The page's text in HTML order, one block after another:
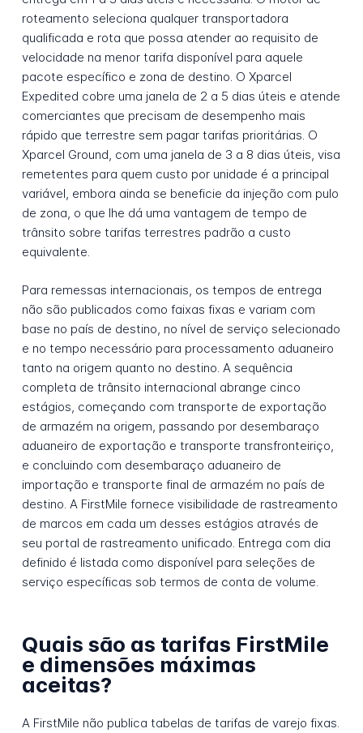
roteamento seleciona qualquer transportadora
qualificada e rota que possa atender ao requisito de
velocidade na menor tarifa disponível para aquele
pacote específico e zona de destino. O Xparcel
Expedited cobre uma janela de 2 a 5 dias úteis e atende
comerciantes que precisam de desempenho mais
rápido que terrestre sem pagar tarifas prioritárias. O
Xparcel Ground, com uma janela de 3 a 8 dias úteis, visa
remetentes para quem custo por unidade é a principal
variável, embora ainda se beneficie da injeção com pulo
de zona, o que lhe dá uma vantagem de tempo de
trânsito sobre tarifas terrestres padrão a custo
equivalente.
Para remessas internacionais, os tempos de entrega
não são publicados como faixas fixas e variam com
base no país de destino, no nível de serviço selecionado
e no tempo necessário para processamento aduaneiro
tanto na origem quanto no destino. A sequência
completa de trânsito internacional abrange cinco
estágios, começando com transporte de exportação
de armazém na origem, passando por desembaraço
aduaneiro de exportação e transporte transfronteiriço,
e concluindo com desembaraço aduaneiro de
importação e transporte final de armazém no país de
destino. A FirstMile fornece visibilidade de rastreamento
de marcos em cada um desses estágios através de
seu portal de rastreamento unificado. Entrega com dia
definido é listada como disponível para seleções de
serviço específicas sob termos de conta de volume.
Quais são as tarifas FirstMile
e dimensões máximas
aceitas?
A FirstMile não publica tabelas de tarifas de varejo fixas.